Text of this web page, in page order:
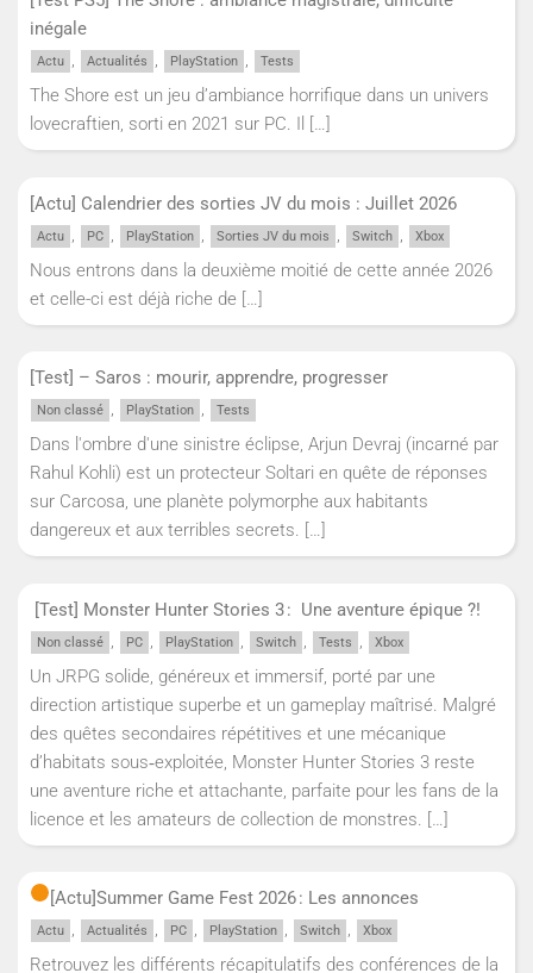
inégale
Actu , Actualités , PlayStation , Tests
The Shore est un jeu d’ambiance horrifique dans un univers
lovecraftien, sorti en 2021 sur PC. Il […]
[Actu] Calendrier des sorties JV du mois : Juillet 2026
Actu , PC , PlayStation , Sorties JV du mois , Switch , Xbox
Nous entrons dans la deuxième moitié de cette année 2026
et celle-ci est déjà riche de […]
[Test] – Saros : mourir, apprendre, progresser
Non classé , PlayStation , Tests
Dans l'ombre d'une sinistre éclipse, Arjun Devraj (incarné par
Rahul Kohli) est un protecteur Soltari en quête de réponses
sur Carcosa, une planète polymorphe aux habitants
dangereux et aux terribles secrets. […]
[Test] Monster Hunter Stories 3 : Une aventure épique ?!
Non classé , PC , PlayStation , Switch , Tests , Xbox
Un JRPG solide, généreux et immersif, porté par une
direction artistique superbe et un gameplay maîtrisé. Malgré
des quêtes secondaires répétitives et une mécanique
d’habitats sous‑exploitée, Monster Hunter Stories 3 reste
une aventure riche et attachante, parfaite pour les fans de la
licence et les amateurs de collection de monstres. […]
[Actu]Summer Game Fest 2026 : Les annonces
Actu , Actualités , PC , PlayStation , Switch , Xbox
Retrouvez les différents récapitulatifs des conférences de la